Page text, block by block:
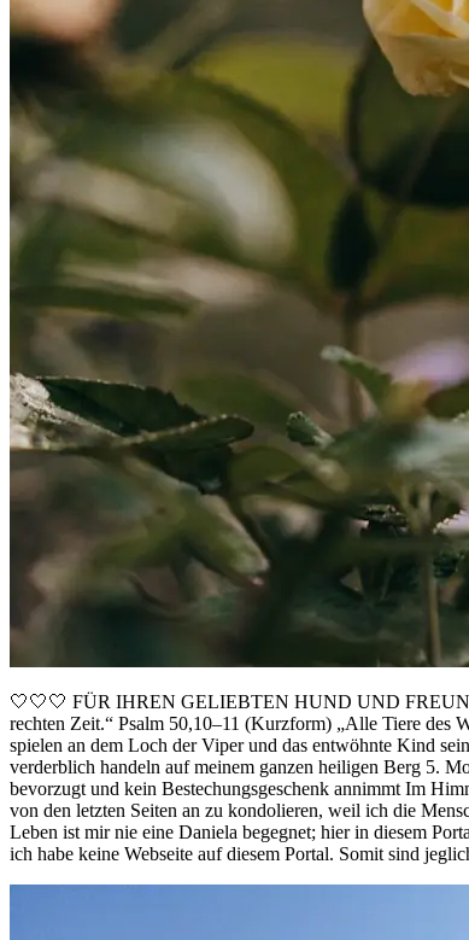
🤍🤍🤍 FÜR IHREN GELIEBTEN HUND UND
rechten Zeit.“ Psalm 50,10–11 (Kurzform) „Alle Tiere des
spielen an dem Loch der Viper und das entwöhnte Kind
verderblich handeln auf meinem ganzen heiligen Berg 5.
bevorzugt und kein Bestechungsgeschenk annimmt Im
von den letzten Seiten an zu kondolieren, weil ich die
Leben ist mir nie eine Daniela begegnet; hier in diesem
ich habe keine Webseite auf diesem Portal. Somit sind